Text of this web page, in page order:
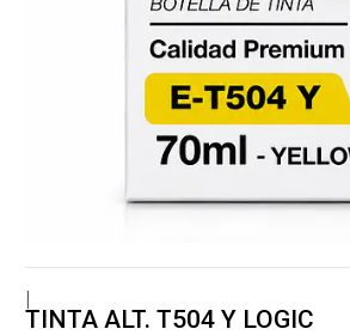
TINTA ALT. T504 Y LOGIC